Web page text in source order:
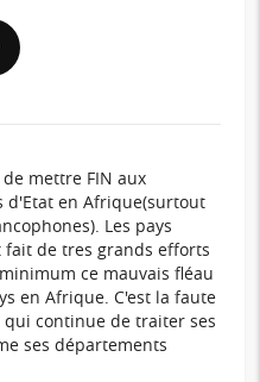
mettre FIN aux
d'Etat en Afrique(surtout
Les pays
fait de tres grands efforts
ce mauvais fléau
en Afrique. C'est la faute
qui continue de traiter ses
ses départements